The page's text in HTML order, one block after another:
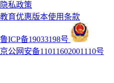
隐私政策
教育优惠版本使用条款
鲁ICP备19033198号
京公网安备11011602001110号